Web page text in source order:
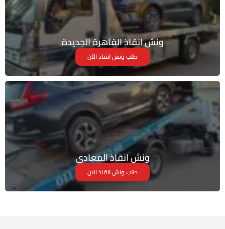
ونش انقاذ القاهرة الجديدة
طلب ونش انقاذ الآن
ونش انقاذ المعادي
طلب ونش انقاذ الآن